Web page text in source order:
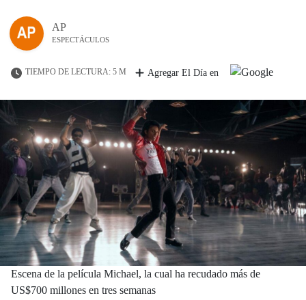
AP
ESPECTÁCULOS
TIEMPO DE LECTURA: 5 M Agregar El Día en
Escena de la película Michael, la cual ha recudado más de
US$700 millones en tres semanas